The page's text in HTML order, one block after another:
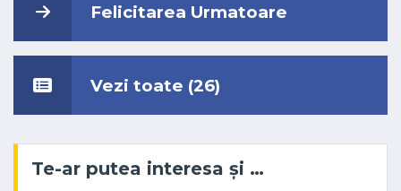
Felicitarea Urmatoare
Vezi toate (26)
Te-ar putea interesa și …